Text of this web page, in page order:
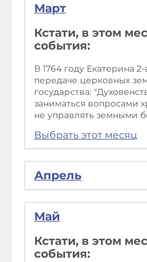
Март
Кстати, в этом
события:
В 1764 году Екатерина
передаче церковных
государства:
заниматься вопросами
не управлять земными
Выбрать этот месяц
Апрель
Май
Кстати, в этом
события: